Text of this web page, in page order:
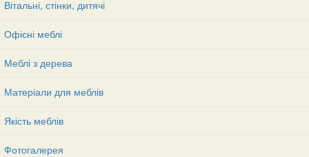
Вітальні, стінки, дитячі
Офісні меблі
Меблі з дерева
Матеріали для меблів
Якість меблів
Фотогалерея